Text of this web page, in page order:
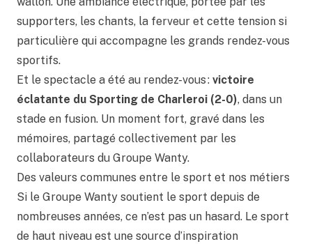
supporters, les chants, la ferveur et cette tension si
particulière qui accompagne les grands rendez-vous
sportifs.
Et le spectacle a été au rendez-vous : victoire
éclatante du Sporting de Charleroi (2-0), dans un
stade en fusion. Un moment fort, gravé dans les
mémoires, partagé collectivement par les
collaborateurs du Groupe Wanty.
Des valeurs communes entre le sport et nos métiers
Si le Groupe Wanty soutient le sport depuis de
nombreuses années, ce n’est pas un hasard. Le sport
de haut niveau est une source d’inspiration